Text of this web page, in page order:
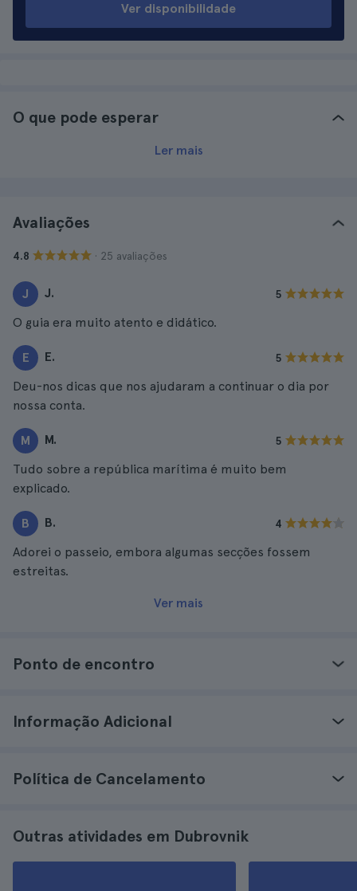
Ver disponibilidade
O que pode esperar
Ler mais
Avaliações
4.8 · 25 avaliações
J J. 5
O guia era muito atento e didático.
E E. 5
Deu-nos dicas que nos ajudaram a continuar o dia por
nossa conta.
M M. 5
Tudo sobre a república marítima é muito bem
explicado.
B B. 4
Adorei o passeio, embora algumas secções fossem
estreitas.
Ver mais
Ponto de encontro
Informação Adicional
Política de Cancelamento
Outras atividades em Dubrovnik